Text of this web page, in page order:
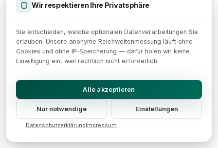
kategoriespezifischen Prompt-Templates wurden in enger
So floss Branchenwissen direkt in die Textgenerierung ein —
etwas, das rein technische KI-Lösungen ohne
domänenspezifische Anpassung in der Regel nicht leisten
Mehrsprachige
Produktbeschreibungen skalieren
Wir respektieren Ihre Privatsphäre
Sie entscheiden, welche optionalen Datenverarbeitungen Sie
erlauben. Unsere anonyme Reichweitenmessung läuft ohne
Cookies und ohne IP-Speicherung — dafür holen wir keine
Einwilligung ein, weil rechtlich nicht erforderlich.
Alle akzeptieren
Nur notwendige Einstellungen
DatenschutzerklärungImpressum